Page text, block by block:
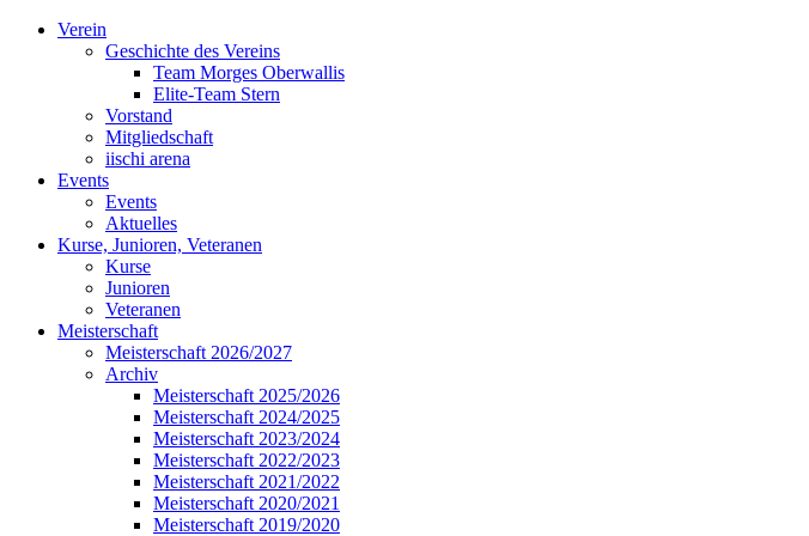
Verein
Geschichte des Vereins
Team Morges Oberwallis
Elite-Team Stern
Vorstand
Mitgliedschaft
iischi arena
Events
Events
Aktuelles
Kurse, Junioren, Veteranen
Kurse
Junioren
Veteranen
Meisterschaft
Meisterschaft 2026/2027
Archiv
Meisterschaft 2025/2026
Meisterschaft 2024/2025
Meisterschaft 2023/2024
Meisterschaft 2022/2023
Meisterschaft 2021/2022
Meisterschaft 2020/2021
Meisterschaft 2019/2020